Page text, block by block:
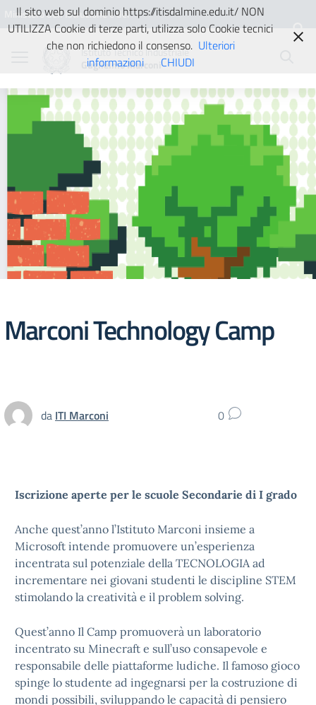
Vai ai contenuti
Vai al menu di navigazione
Vai al footer
Ministero dell'Istruzione e del
Istituto Tecnico Industriale
Guglielmo Marconi
Marconi Technology Camp
da ITI Marconi 0
Iscrizione aperte per le scuole Secondarie di I grado
Anche quest’anno l’Istituto Marconi insieme a
Microsoft intende promuovere un’esperienza
incentrata sul potenziale della TECNOLOGIA ad
incrementare nei giovani studenti le discipline STEM
stimolando la creatività e il problem solving.
Quest’anno Il Camp promuoverà un laboratorio
incentrato su Minecraft e sull’uso consapevole e
responsabile delle piattaforme ludiche. Il famoso gioco
spinge lo studente ad ingegnarsi per la costruzione di
mondi possibili, sviluppando le capacità di pensiero
Il sito web sul dominio https://itisdalmine.edu.it/ NON
UTILIZZA Cookie di terze parti, utilizza solo Cookie tecnici
che non richiedono il consenso. Ulteriori
informazioni
CHIUDI